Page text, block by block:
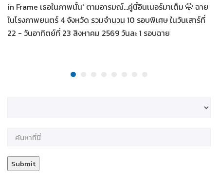
in Frame เธอในภาพนั้น' ตามอารมณ์...คู่นี้อินเนอร์มาเต็ม 🤭 ฉาย
ในโรงภาพยนตร์ 4 จังหวัด รวมจำนวน 10 รอบพิเศษ ในวันเสาร์ที่
22 - วันอาทิตย์ที่ 23 สิงหาคม 2569 วันละ 1 รอบฉาย